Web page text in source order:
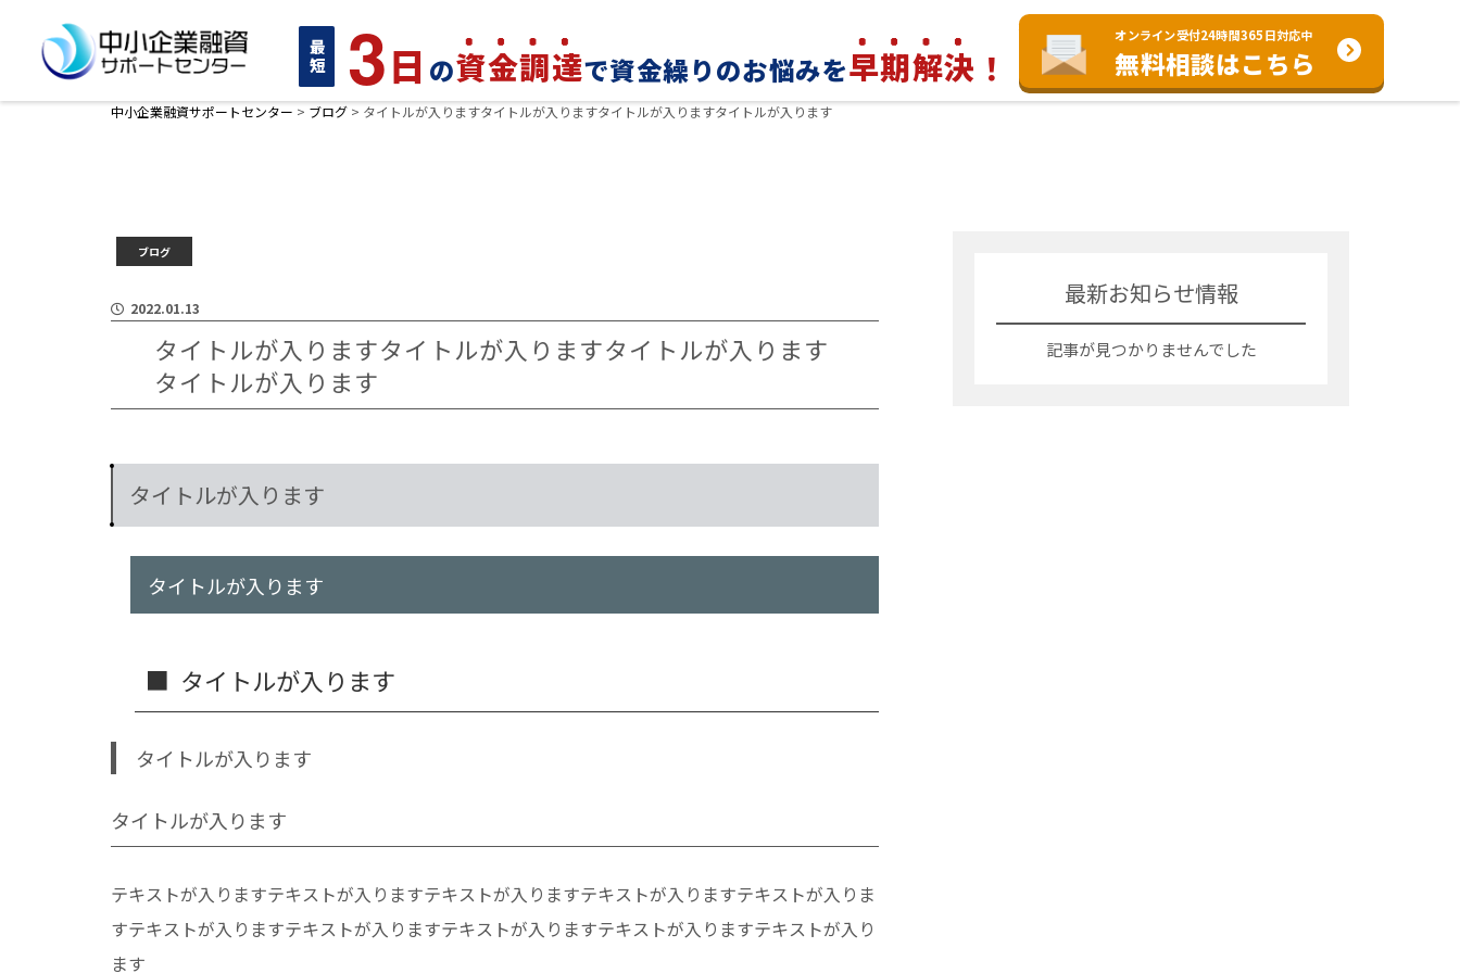
最短 3日 の資金調達で資金繰りのお悩みを早期解決 ！
オンライン受付24時間365日対応中
無料相談はこちら
中小企業融資サポートセンター > ブログ > タイトルが入りますタイトルが入りますタイトルが入りますタイトルが入ります
ブログ
2022.01.13
タイトルが入りますタイトルが入りますタイトルが入ります
タイトルが入ります
タイトルが入ります
タイトルが入ります
タイトルが入ります
タイトルが入ります
タイトルが入ります
テキストが入りますテキストが入りますテキストが入りますテキストが入りますテキストが入りま
すテキストが入りますテキストが入りますテキストが入りますテキストが入りますテキストが入り
ます
最新お知らせ情報
記事が見つかりませんでした